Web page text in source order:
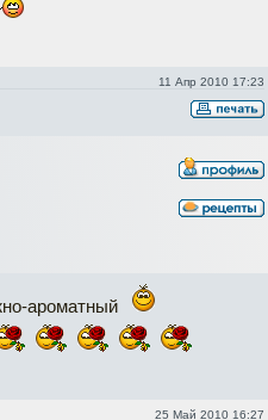
11 Апр 2010 17:23
ароматный
25 Май 2010 16:27